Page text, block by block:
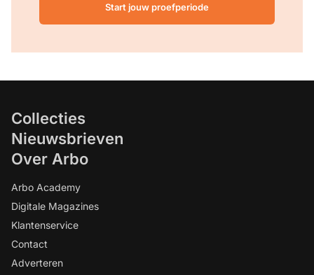
Start jouw proefperiode
Collecties
Nieuwsbrieven
Over Arbo
Arbo Academy
Digitale Magazines
Klantenservice
Contact
Adverteren